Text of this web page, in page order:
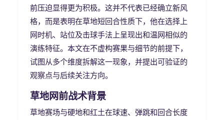
前压迫显得更为积极。这并不代表已经确立新风
格，而是表明在草地短回合性质下，他在选择上
网时机、站位及击球手法上呈现出和温网相似的
演练特征。本文在不虚构赛果与细节的前提下，
试图从多个维度拆解这一现象，并提出可验证的
观察点与后续关注方向。
草地网前战术背景
草地赛场与硬地和红土在球速、弹跳和回合长度